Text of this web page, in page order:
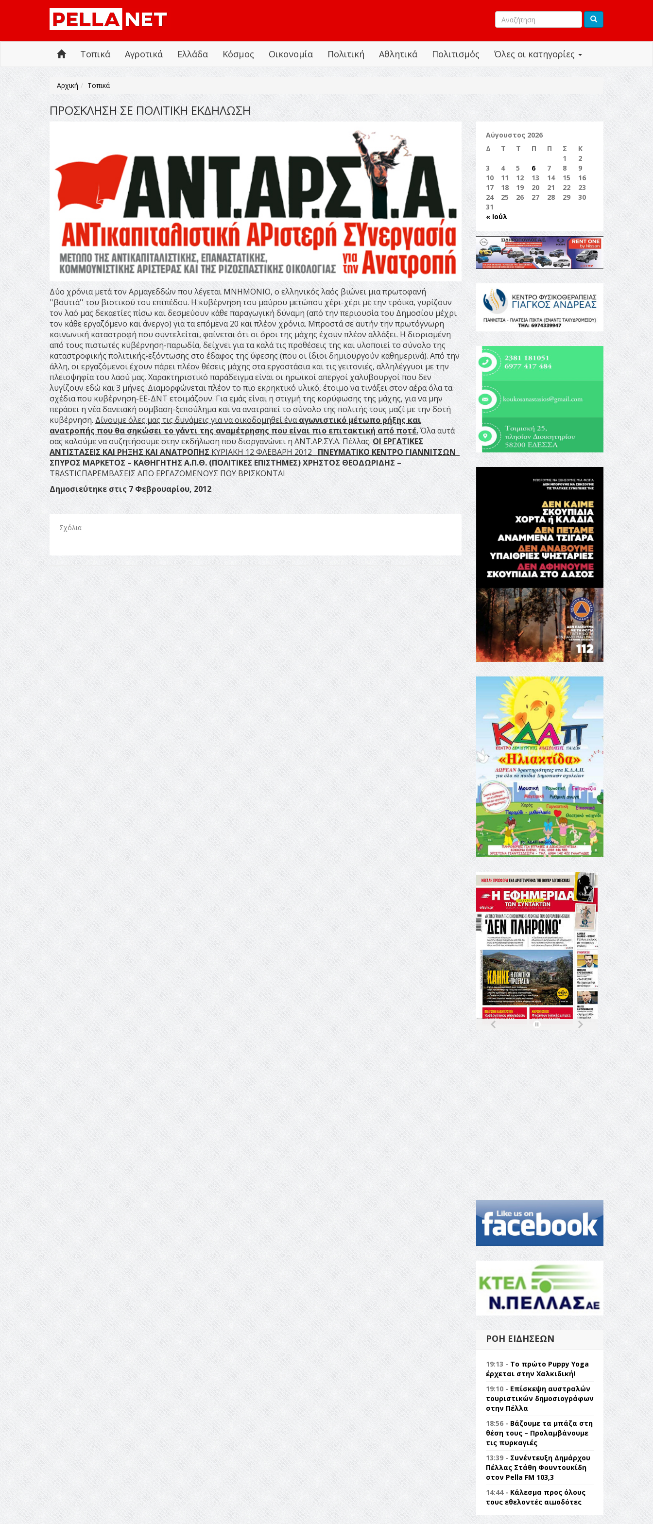
Όλες οι κατηγορίες
Τοπικά Αγροτικά Ελλάδα Κόσμος Οικονομία Πολιτική Αθλητικά Πολιτισμός
Αρχική Τοπικά
ΠΡΟΣΚΛΗΣΗ ΣΕ ΠΟΛΙΤΙΚΗ ΕΚΔΗΛΩΣΗ
Δύο χρόνια μετά τον Αρμαγεδδών που λέγεται ΜΝΗΜΟΝΙΟ, ο ελληνικός λαός βιώνει μια πρωτοφανή
''βουτιά'' του βιοτικού του επιπέδου. Η κυβέρνηση του μαύρου μετώπου χέρι-χέρι με την τρόικα, γυρίζουν
τον λαό μας δεκαετίες πίσω και δεσμεύουν κάθε παραγωγική δύναμη (από την περιουσία του Δημοσίου μέχρι
τον κάθε εργαζόμενο και άνεργο) για τα επόμενα 20 και πλέον χρόνια. Μπροστά σε αυτήν την πρωτόγνωρη
κοινωνική καταστροφή που συντελείται, φαίνεται ότι οι όροι της μάχης έχουν πλέον αλλάξει. Η διορισμένη
από τους πιστωτές κυβέρνηση-παρωδία, δείχνει για τα καλά τις προθέσεις της και υλοποιεί το σύνολο της
καταστροφικής πολιτικής-εξόντωσης στο έδαφος της ύφεσης (που οι ίδιοι δημιουργούν καθημερινά). Από την
άλλη, οι εργαζόμενοι έχουν πάρει πλέον θέσεις μάχης στα εργοστάσια και τις γειτονιές, αλληλέγγυοι με την
πλειοψηφία του λαού μας. Χαρακτηριστικό παράδειγμα είναι οι ηρωικοί απεργοί χαλυβουργοί που δεν
λυγίζουν εδώ και 3 μήνες. Διαμορφώνεται πλέον το πιο εκρηκτικό υλικό, έτοιμο να τινάξει στον αέρα όλα τα
σχέδια που κυβέρνηση-ΕΕ-ΔΝΤ ετοιμάζουν. Για εμάς είναι η στιγμή της κορύφωσης της μάχης, για να μην
περάσει η νέα δανειακή σύμβαση-ξεπούλημα και να ανατραπεί το σύνολο της πολιτής τους μαζί με την δοτή
κυβέρνηση.Δίνουμε όλες μας τις δυνάμεις για να οικοδομηθεί ένααγωνιστικό μέτωπο ρήξης και
ανατροπής που θα σηκώσει το γάντι της αναμέτρησης που είναι πιο επιτακτική από ποτέ.Όλα αυτά
σας καλούμε να συζητήσουμε στην εκδήλωση που διοργανώνει η ΑΝΤ.ΑΡ.ΣΥ.Α. Πέλλας. ΟΙ ΕΡΓΑΤΙΚΕΣ
ΑΝΤΙΣΤΑΣΕΙΣ ΚΑΙ ΡΗΞΗΣ ΚΑΙ ΑΝΑΤΡΟΠΗΣΚΥΡΙΑΚΗ 12 ΦΛΕΒΑΡΗ 2012
ΠΝΕΥΜΑΤΙΚΟ ΚΕΝΤΡΟ ΓΙΑΝΝΙΤΣΩΝ
ΣΠΥΡΟΣ ΜΑΡΚΕΤΟΣ – ΚΑΘΗΓΗΤΗΣ Α.Π.Θ. (ΠΟΛΙΤΙΚΕΣ ΕΠΙΣΤΗΜΕΣ)ΧΡΗΣΤΟΣ ΘΕΟΔΩΡΙΔΗΣ –
TRASTICΠΑΡΕΜΒΑΣΕΙΣ ΑΠΟ ΕΡΓΑΖΟΜΕΝΟΥΣ ΠΟΥ ΒΡΙΣΚΟΝΤΑΙ
Δημοσιεύτηκε στις 7 Φεβρουαρίου, 2012
Σχόλια
Αύγουστος 2026
Δ
Τ Τ Π Π Σ
Κ
1
2
3
4 5 6 7 8
9
10
11 12 13 14 15
16
17
18 19 20 21 22
23
24
25 26 27 28 29
30
31
« Ιούλ
ΡΟΉ ΕΙΔΉΣΕΩΝ
19:13 - Το πρώτο Puppy Yoga
έρχεται στην Χαλκιδική!
19:10 - Επίσκεψη αυστραλών
τουριστικών δημοσιογράφων
στην Πέλλα
18:56 - Βάζουμε τα μπάζα στη
θέση τους – Προλαμβάνουμε
τις πυρκαγιές
13:39 - Συνέντευξη Δημάρχου
Πέλλας Στάθη Φουντουκίδη
στον Pella FM 103,3
14:44 - Κάλεσμα προς όλους
τους εθελοντές αιμοδότες
14:23 - Όλη η Ελλάδα ένας